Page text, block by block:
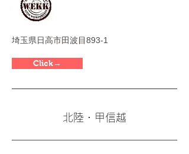
埼玉県日高市田波目893-1
Click→
北陸・甲信越